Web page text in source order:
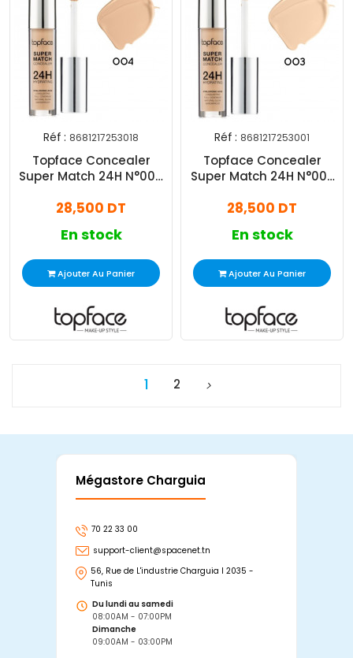
Réf : 8681217253018
Topface Concealer
Super Match 24H N°004
28,500 DT
En stock
Ajouter Au Panier
Réf : 8681217253001
Topface Concealer
Super Match 24H N°003
28,500 DT
En stock
Ajouter Au Panier
1 2
Mégastore Charguia
70 22 33 00
support-client@spacenet.tn
56, Rue de L'industrie Charguia I 2035 -
Tunis
Du lundi au samedi
08:00AM - 07:00PM
Dimanche
09:00AM - 03:00PM